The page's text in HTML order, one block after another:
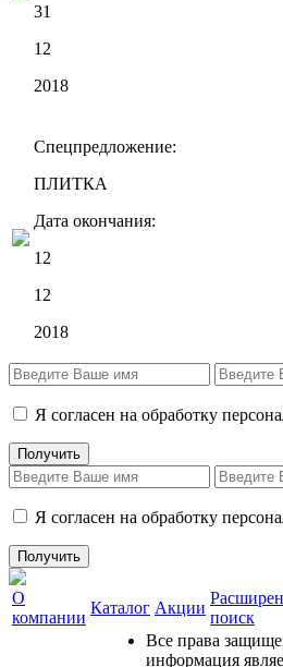
31
12
2018
Спецпредложение:
ПЛИТКА
Дата окончания:
12
12
2018
Я согласен на обработку
Я согласен на обработку
О
компании
Каталог Акции
поиск
Все права
информация